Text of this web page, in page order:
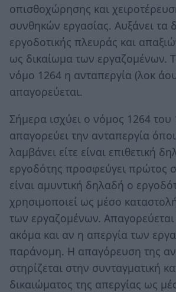
οπισθοχώρησης και
συνθηκών εργασίας. Αυξάνει τα
εργοδοτικής πλευράς και
ως δικαίωμα των εργαζομένων.
νόμο 1264 η ανταπεργία (λοκ
απαγορεύεται.
Σήμερα ισχύει ο νόμος 1264
απαγορεύει την ανταπεργία
λαμβάνει είτε είναι επιθετική
εργοδότης προσφεύγει πρώτος
είναι αμυντική δηλαδή ο
χρησιμοποιεί ως μέσο
των εργαζομένων.
ακόμα και αν η απεργία των
παράνομη. Η απαγόρευση της
στηρίζεται στην συνταγματική
δικαιώματος της απεργίας ως